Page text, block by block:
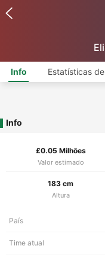
Info Estatísticas
Info
£0.05 Milhões
Valor estimado
183 cm
Altura
País
Time atual